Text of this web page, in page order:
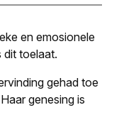
en emosionele
dit toelaat.
gehad toe
genesing is